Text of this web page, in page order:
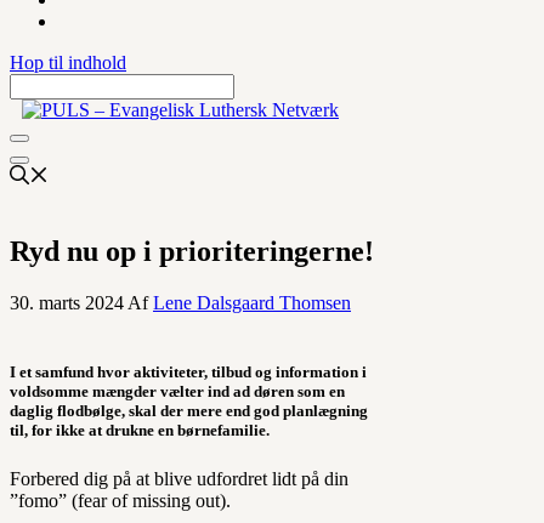
Hop til indhold
Ryd nu op i prioriteringerne!
30. marts 2024 AfLene Dalsgaard Thomsen
I et samfund hvor aktiviteter, tilbud og information i
voldsomme mængder vælter ind ad døren som en
daglig flodbølge, skal der mere end god planlægning
til, for ikke at drukne en børnefamilie.
Forbered dig på at blive udfordret lidt på din
”fomo” (fear of missing out).